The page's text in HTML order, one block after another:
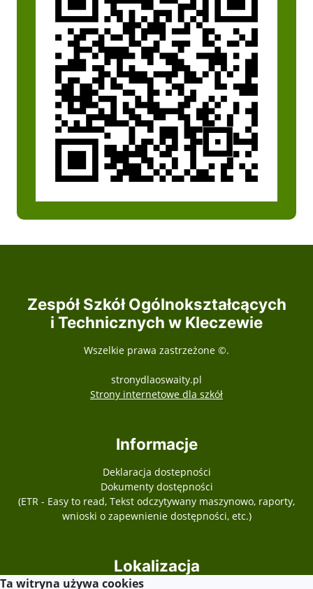
Zespół Szkół Ogólnokształcących
i Technicznych w Kleczewie
Wszelkie prawa zastrzeżone ©.
stronydlaoswaity.pl
Strony internetowe dla szkółotwiera się w
Informacje
Deklaracja dostepności
Dokumenty dostępności
(ETR - Easy to read, Tekst odczytywany maszynowo, raporty,
wnioski o zapewnienie dostępności, etc.)
Lokalizacja
Ta witryna używa cookies